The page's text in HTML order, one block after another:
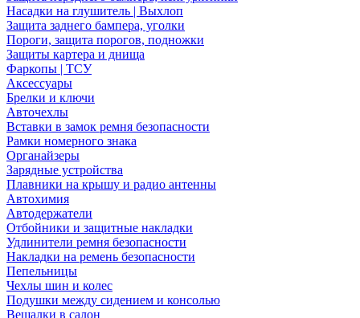
Насадки на глушитель | Выхлоп
Защита заднего бампера, уголки
Пороги, защита порогов, подножки
Защиты картера и днища
Фаркопы | ТСУ
Аксессуары
Брелки и ключи
Авточехлы
Вставки в замок ремня безопасности
Рамки номерного знака
Органайзеры
Зарядные устройства
Плавники на крышу и радио антенны
Автохимия
Автодержатели
Отбойники и защитные накладки
Удлинители ремня безопасности
Накладки на ремень безопасности
Пепельницы
Чехлы шин и колес
Подушки между сидением и консолью
Вешалки в салон